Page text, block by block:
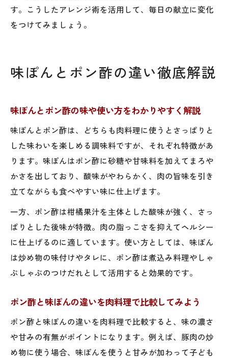
す。こうしたアレンジ術を活用して、毎日の献立に変化
をつけてみましょう。
味ぽんとポン酢の違い徹底解説
味ぽんとポン酢の味や使い方をわかりやすく解説
味ぽんとポン酢は、どちらも肉料理に使うとさっぱりと
した味わいを楽しめる調味料ですが、それぞれ特徴があ
ります。味ぽんはポン酢に砂糖や甘味料を加えてまろや
かさを出しており、酸味がやわらかく、肉の旨味を引き
立てながらも食べやすい味に仕上げます。
一方、ポン酢は柑橘果汁を主体とした酸味が強く、さっ
ぱりとした後味が特徴。肉の脂っこさを抑えてヘルシー
に仕上げるのに適しています。使い方としては、味ぽん
は炒め物の味付けやタレに、ポン酢は煮込み料理やしゃ
ぶしゃぶのつけだれとして活用すると効果的です。
ポン酢と味ぽんの違いを肉料理で比較してみよう
ポン酢と味ぽんの違いを肉料理で比較すると、味の濃さ
や甘みの有無がポイントになります。例えば、豚肉の炒
め物に使う場合、味ぽんを使うと甘みが加わって子ども